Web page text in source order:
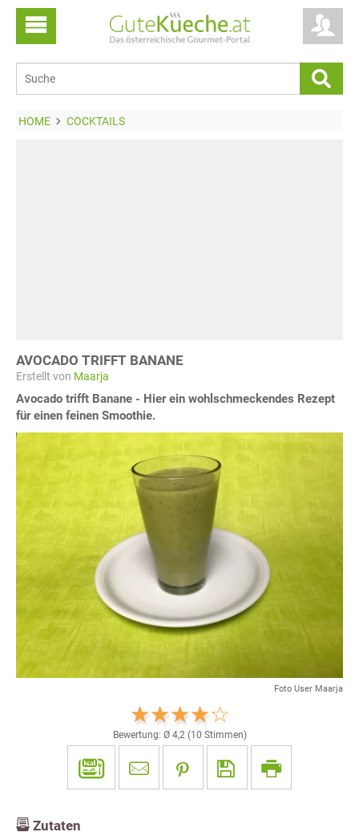
HOME COCKTAILS
AVOCADO TRIFFT BANANE
Erstellt von Maarja
Avocado trifft Banane - Hier ein wohlschmeckendes Rezept
für einen feinen Smoothie.
Foto User Maarja
Bewertung: Ø 4,2(10 Stimmen)
Zutaten